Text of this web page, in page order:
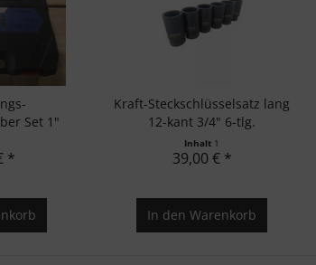
Set 1"
*
Kraft-Steckschlüsselsatz lang
12-kant 3/4" 6-tlg.
Inhalt 1
39,00 € *
In den Warenkorb